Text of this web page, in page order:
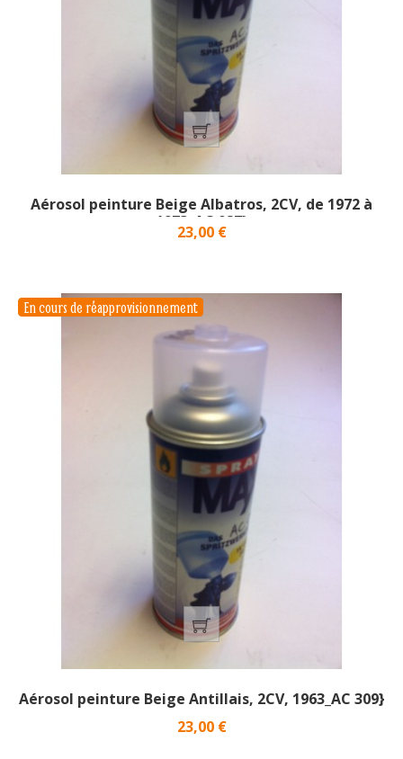
Aérosol peinture Beige Albatros, 2CV, de 1972 à
1973_AC 087}
Prix
23,00 €
Aérosol peinture Beige Antillais, 2CV, 1963_AC 309}
Prix
23,00 €
En cours de réapprovisionnement